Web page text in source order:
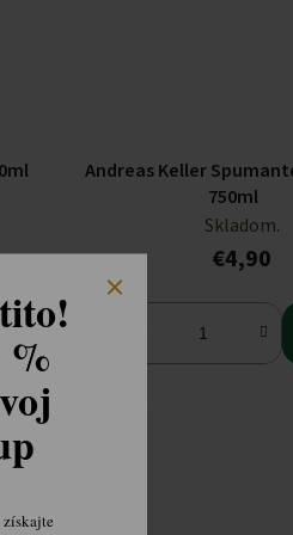
Andreas Keller
750ml
Skladom.
€4,90
%